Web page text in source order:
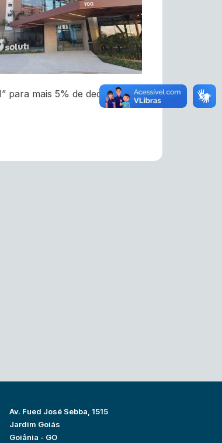
para mais 5% de dedução na
Av. Fued José Sebba, 1515
Jardim Goiás
Goiânia - GO